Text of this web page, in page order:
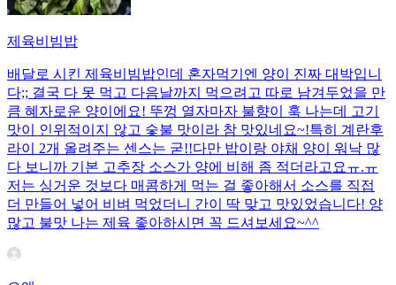
제육비빔밥
배달로 시킨 제육비빔밥인데 혼자먹기엔 양이 진짜 대박입니
다;; 결국 다 못 먹고 다음날까지 먹으려고 따로 남겨두었을 만
큼 혜자로운 양이에요! 뚜껑 열자마자 불향이 훅 나는데 고기
맛이 인위적이지 않고 숯불 맛이라 참 맛있네요~!특히 계란후
라이 2개 올려주는 센스는 굳!! ​다만 밥이랑 야채 양이 워낙 많
다 보니까 기본 고추장 소스가 양에 비해 좀 적더라고요ㅠ.ㅠ
저는 싱거운 것보다 매콤하게 먹는 걸 좋아해서 소스를 직접
더 만들어 넣어 비벼 먹었더니 간이 딱 맞고 맛있었습니다! 양
많고 불맛 나는 제육 좋아하시면 꼭 드셔보세요~^^